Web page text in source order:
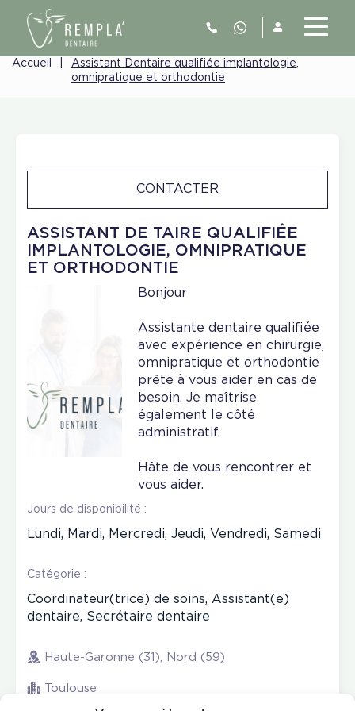
Accueil
Assistant Dentaire qualifiée implantologie,
omnipratique et orthodontie
ASSISTANT DE TAIRE QUALIFIÉE
IMPLANTOLOGIE, OMNIPRATIQUE
ET ORTHODONTIE
CONTACTER
Bonjour
Assistante dentaire qualifiée
avec expérience en chirurgie,
omnipratique et orthodontie
prête à vous aider en cas de
besoin. Je maîtrise
également le côté
administratif.
Hâte de vous rencontrer et
vous aider.
Jours de disponibilité :
Lundi, Mardi, Mercredi, Jeudi, Vendredi, Samedi
Catégorie :
Coordinateur(trice) de soins, Assistant(e)
dentaire, Secrétaire dentaire
Haute-Garonne (31), Nord (59)
Toulouse